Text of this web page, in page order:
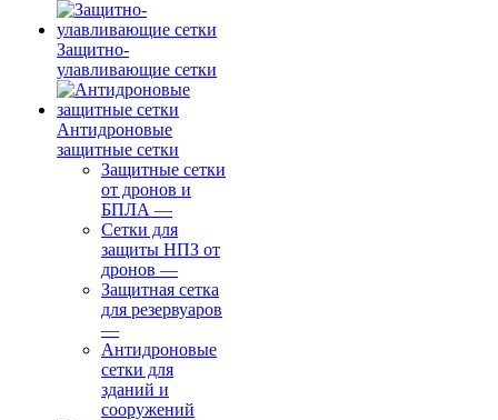
Защитно-
улавливающие сетки
Антидроновые
защитные сетки
Защитные сетки
от дронов и
БПЛА —
Сетки для
защиты НПЗ от
дронов —
Защитная сетка
для резервуаров
—
Антидроновые
сетки для
зданий и
сооружений